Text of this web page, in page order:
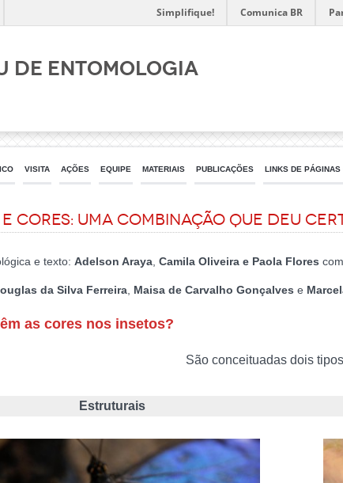
Simplifique! Comunica BR
de Entomologia
VISITA AÇÕES EQUIPE MATERIAIS PUBLICAÇÕES LINKS DE PÁGINAS
cores: uma combinação que deu
e texto: Adelson Araya Camila Oliveira e Paola Flores
da Silva Ferreira Maisa de Carvalho Gonçalves e
as cores nos insetos?
São conceituadas dois
Estruturais